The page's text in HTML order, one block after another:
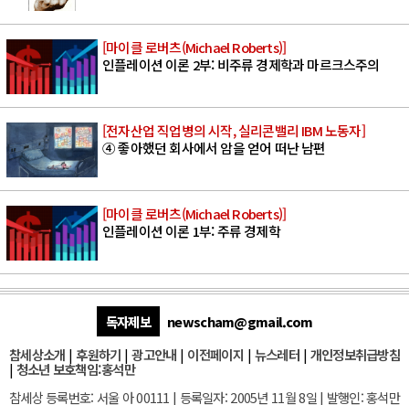
[마이클 로버츠(Michael Roberts)]
인플레이션 이론 2부: 비주류 경제학과 마르크스주의
[전자산업 직업병의 시작, 실리콘밸리 IBM 노동자]
④ 좋아했던 회사에서 암을 얻어 떠난 남편
[마이클 로버츠(Michael Roberts)]
인플레이션 이론 1부: 주류 경제학
독자제보
newscham@gmail.com
참세상소개 | 후원하기 |광고안내 | 이전페이지 | 뉴스레터| 개인정보취급방침
| 청소년 보호책임:홍석만
참세상 등록번호: 서울 아 00111 | 등록일자: 2005년 11월 8일 | 발행인: 홍석만